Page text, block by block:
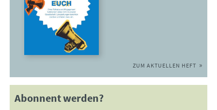
ZUM AKTUELLEN HEFT
Abonnent werden?